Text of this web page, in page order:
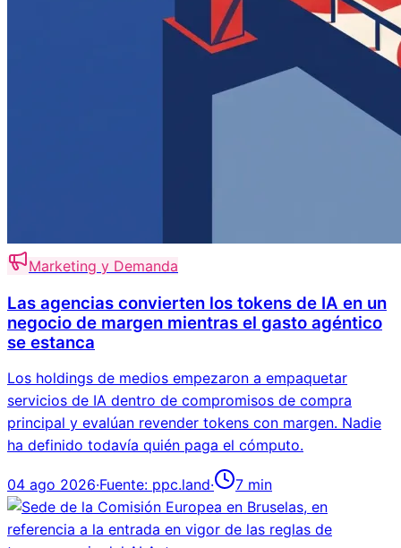
Marketing y Demanda
Las agencias convierten los tokens de IA en un
negocio de margen mientras el gasto agéntico
se estanca
Los holdings de medios empezaron a empaquetar
servicios de IA dentro de compromisos de compra
principal y evalúan revender tokens con margen. Nadie
ha definido todavía quién paga el cómputo.
04 ago 2026·Fuente: ppc.land· 7 min